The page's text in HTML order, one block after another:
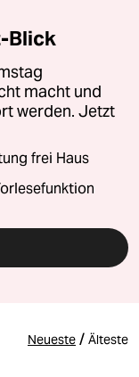
Blick
macht und
werden. Jetzt
frei Haus
Neueste / Älteste